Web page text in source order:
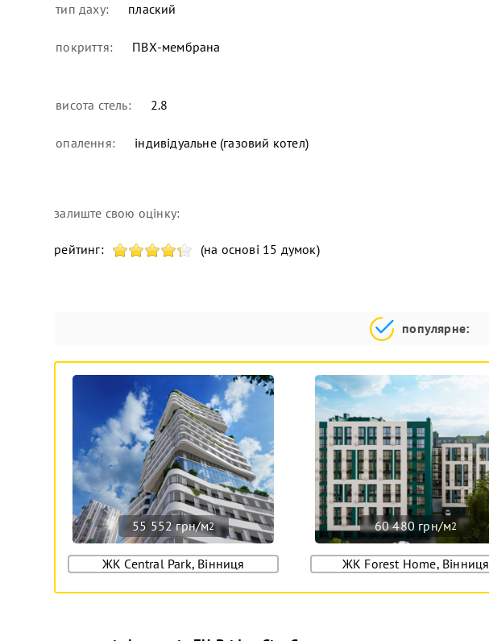
тип даху: плаский
покриття: ПВХ-мембрана
висота стель: 2.8
опалення: індивідуальне (газовий котел)
залиште свою оцінку:
рейтинг: (на основі 15 думок)
популярне:
55 552 грн/м2
ЖК Central Park, Вінниця
60 480 грн/м2
ЖК Forest Home, Вінниця